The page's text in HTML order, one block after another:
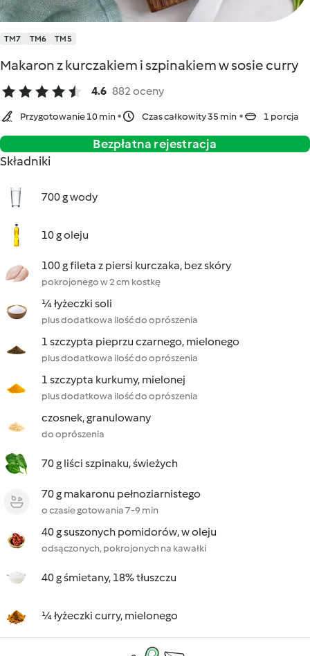
TM7 TM6 TM5
Makaron z kurczakiem i szpinakiem w sosie curry
4.6 882 oceny
Przygotowanie 10 min Czas całkowity 35 min 1 porcja
Bezpłatna rejestracja
Składniki
700 g wody
10 g oleju
100 g fileta z piersi kurczaka, bez skóry
pokrojonego w 2 cm kostkę
¼ łyżeczki soli
plus dodatkowa ilość do oprószenia
1 szczypta pieprzu czarnego, mielonego
plus dodatkowa ilość do oprószenia
1 szczypta kurkumy, mielonej
plus dodatkowa ilość do oprószenia
czosnek, granulowany
do oprószenia
70 g liści szpinaku, świeżych
70 g makaronu pełnoziarnistego
o czasie gotowania 7-9 min
40 g suszonych pomidorów, w oleju
odsączonych, pokrojonych na kawałki
40 g śmietany, 18% tłuszczu
¼ łyżeczki curry, mielonego